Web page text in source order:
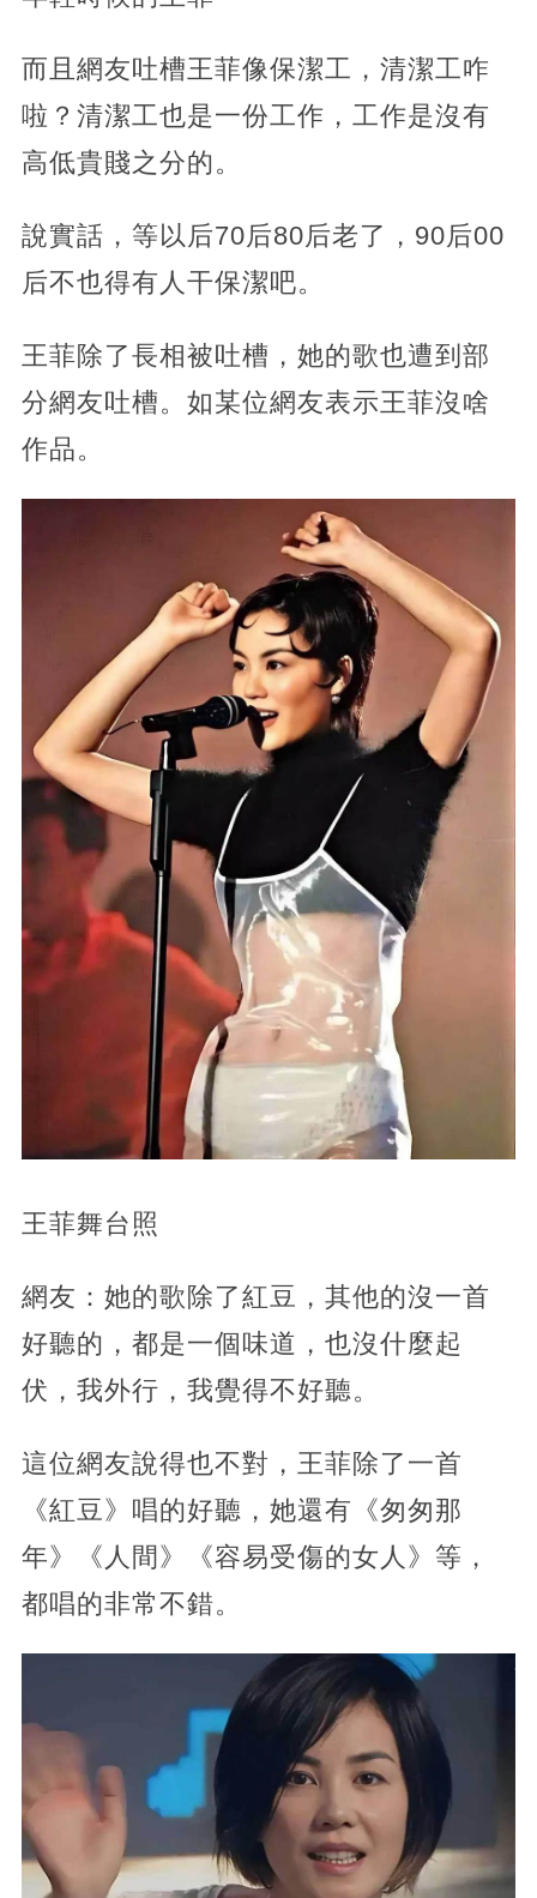
而且網友吐槽王菲像保潔工，清潔工咋
啦？清潔工也是一份工作，工作是沒有
高低貴賤之分的。
說實話，等以后70后80后老了，90后00
后不也得有人干保潔吧。
王菲除了長相被吐槽，她的歌也遭到部
分網友吐槽。如某位網友表示王菲沒啥
作品。
王菲舞台照
網友：她的歌除了紅豆，其他的沒一首
好聽的，都是一個味道，也沒什麼起
伏，我外行，我覺得不好聽。
這位網友說得也不對，王菲除了一首
《紅豆》唱的好聽，她還有《匆匆那
年》《人間》《容易受傷的女人》等，
都唱的非常不錯。